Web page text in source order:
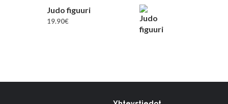
Judo figuuri
19.90€